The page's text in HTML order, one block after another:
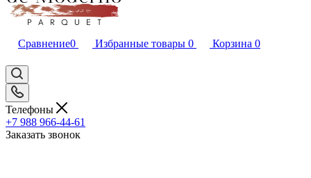
Сравнение0 Избранные товары 0 Корзина 0
Телефоны
+7 988 966-44-61
Заказать звонок